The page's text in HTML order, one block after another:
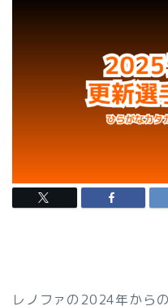
レノファの2024年から